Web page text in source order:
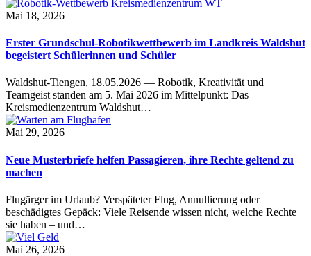
Mai 18, 2026
Erster Grundschul-Robotikwettbewerb im Landkreis Waldshut
begeistert Schülerinnen und Schüler
Waldshut-Tiengen, 18.05.2026 — Robotik, Kreativität und
Teamgeist standen am 5. Mai 2026 im Mittelpunkt: Das
Kreismedienzentrum Waldshut…
Mai 29, 2026
Neue Musterbriefe helfen Passagieren, ihre Rechte geltend zu
machen
Flugärger im Urlaub? Verspäteter Flug, Annullierung oder
beschädigtes Gepäck: Viele Reisende wissen nicht, welche Rechte
sie haben – und…
Mai 26, 2026